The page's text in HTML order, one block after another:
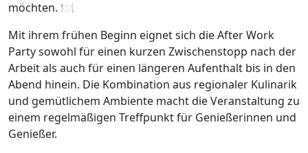
möchten. 🍽️
Mit ihrem frühen Beginn eignet sich die After Work
Party sowohl für einen kurzen Zwischenstopp nach der
Arbeit als auch für einen längeren Aufenthalt bis in den
Abend hinein. Die Kombination aus regionaler Kulinarik
und gemütlichem Ambiente macht die Veranstaltung zu
einem regelmäßigen Treffpunkt für Genießerinnen und
Genießer.